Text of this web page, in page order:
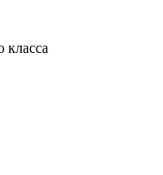
класса